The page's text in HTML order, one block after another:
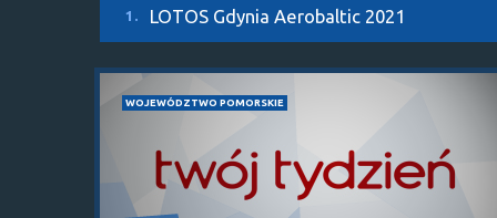
1. LOTOS Gdynia Aerobaltic 2021
WOJEWÓDZTWO POMORSKIE